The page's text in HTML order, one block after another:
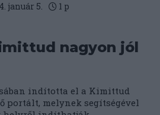
január 5. 1 p
nagyon jól
indította el a Kimittud
portált, melynek segítségével